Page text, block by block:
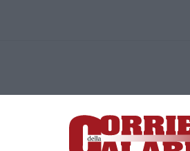
Lamezia Terme (CZ)
responsabile Paola Militano |Privacy